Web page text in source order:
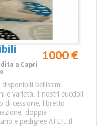
1000 €
a Capri
bellissimi
e varietà. I nostri cuccioli
di cessione, libretto
doppia
e pedigree AFEF. Il